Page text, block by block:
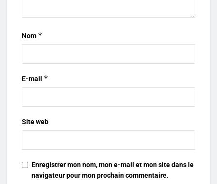
Nom *
E-mail *
Site web
Enregistrer mon nom, mon e-mail et mon site dans le
navigateur pour mon prochain commentaire.